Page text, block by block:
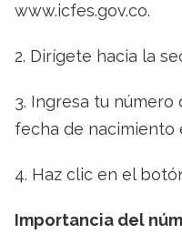
www.icfes.gov.co.
2. Dirígete hacia la
3. Ingresa tu
fecha de nacimiento
4. Haz clic en el
Importancia del